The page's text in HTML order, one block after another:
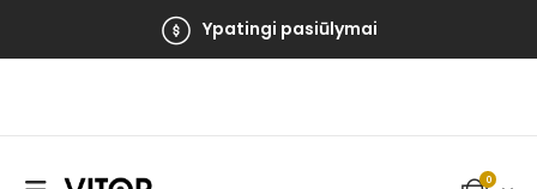
Ypatingi pasiūlymai
0